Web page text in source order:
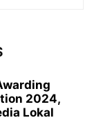
2024,
Lokal